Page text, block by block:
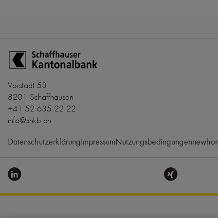
Vorstadt 53
8201 Schaffhausen
+41 52 635 22 22
info@shkb.ch
DatenschutzerklärungImpressumNutzungsbedingungen